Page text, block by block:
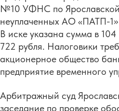
№10 УФНС по
неуплаченных АО «ПАТП-1»
В иске указана сумма в
722 рубля. Налоговики
акционерное общество
предприятие временного
Арбитражный суд
заседание по проверке